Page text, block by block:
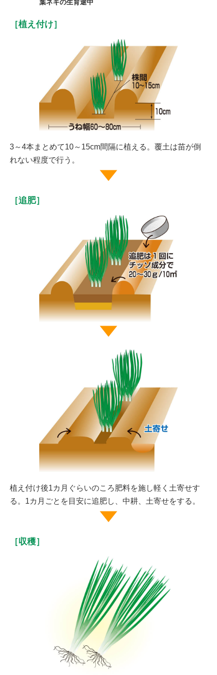
葉ネギの生育途中
［植え付け］
3～4本まとめて10～15cm間隔に植える。覆土は苗が倒
れない程度で行う。
［追肥］
植え付け後1カ月ぐらいのころ肥料を施し軽く土寄せす
る。1カ月ごとを目安に追肥し、中耕、土寄せをする。
［収穫］